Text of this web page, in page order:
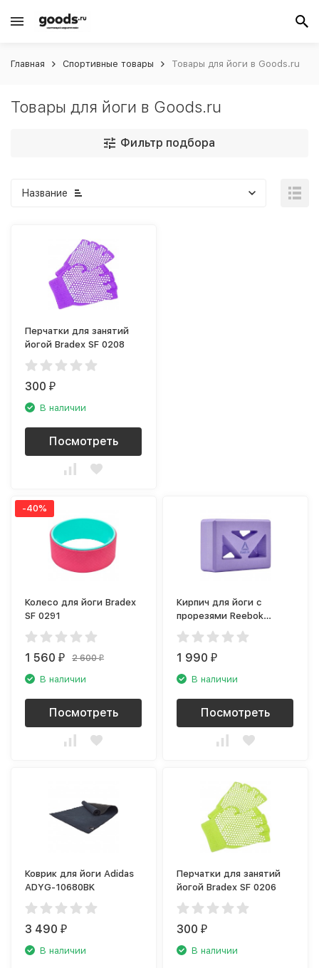
Главная Спортивные товары Товары для йоги в Goods.ru
Товары для йоги в Goods.ru
Фильтр подбора
Название
Перчатки для занятий
йогой Bradex SF 0208
300₽
В наличии
Посмотреть
-40%
Колесо для йоги Bradex
SF 0291
1 560₽ 2 600₽
В наличии
Посмотреть
Кирпич для йоги с
прорезями Reebok
RAYG-10035PL
1 990₽
В наличии
Посмотреть
Коврик для йоги Adidas
ADYG-10680BK
3 490₽
В наличии
Перчатки для занятий
йогой Bradex SF 0206
300₽
В наличии